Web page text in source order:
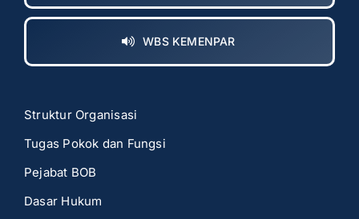
WBS KEMENPAR
Struktur Organisasi
Tugas Pokok dan Fungsi
Pejabat BOB
Dasar Hukum